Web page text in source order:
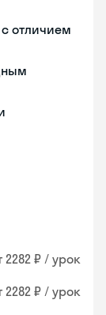
отличием
2282 ₽ / урок
2282 ₽ / урок